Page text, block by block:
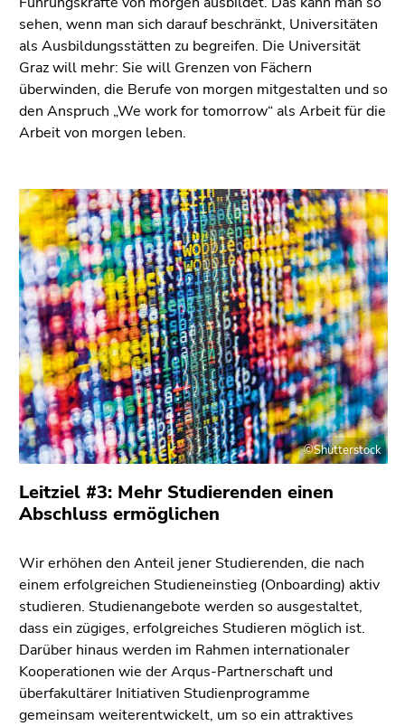
sehen, wenn man sich darauf beschränkt, Universitäten
als Ausbildungsstätten zu begreifen. Die Universität
Graz will mehr: Sie will Grenzen von Fächern
überwinden, die Berufe von morgen mitgestalten und so
den Anspruch „We work for tomorrow“ als Arbeit für die
Arbeit von morgen leben.
Leitziel #3: Mehr Studierenden einen
Abschluss ermöglichen
Wir erhöhen den Anteil jener Studierenden, die nach
einem erfolgreichen Studieneinstieg (Onboarding) aktiv
studieren. Studienangebote werden so ausgestaltet,
dass ein zügiges, erfolgreiches Studieren möglich ist.
Darüber hinaus werden im Rahmen internationaler
Kooperationen wie der Arqus-Partnerschaft und
überfakultärer Initiativen Studienprogramme
gemeinsam weiterentwickelt, um so ein attraktives
©Shutterstock